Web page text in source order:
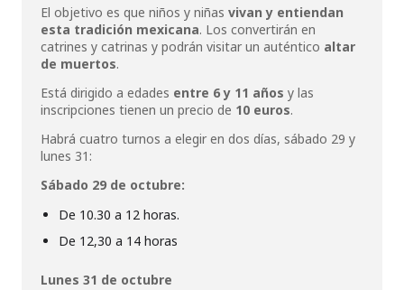
El objetivo es que niños y niñas vivan y entiendan
esta tradición mexicana. Los convertirán en
catrines y catrinas y podrán visitar un auténtico altar
de muertos.
Está dirigido a edades entre 6 y 11 años y las
inscripciones tienen un precio de 10 euros.
Habrá cuatro turnos a elegir en dos días, sábado 29 y
lunes 31:
Sábado 29 de octubre:
De 10.30 a 12 horas.
De 12,30 a 14 horas
Lunes 31 de octubre